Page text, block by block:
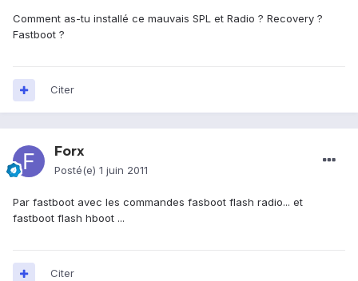
Comment as-tu installé ce mauvais SPL et Radio ? Recovery ?
Fastboot ?
Citer
Forx
Posté(e) 1 juin 2011
Par fastboot avec les commandes fasboot flash radio... et
fastboot flash hboot ...
Citer